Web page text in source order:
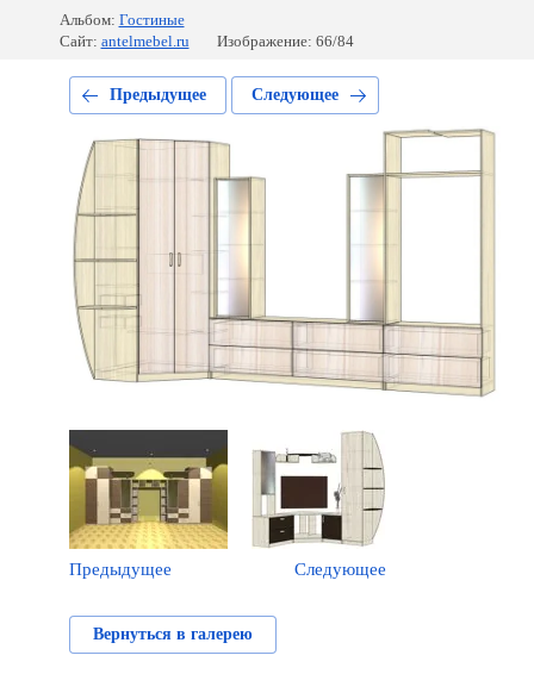
Альбом: Гостиные
Сайт: antelmebel.ru Изображение: 66/84
Предыдущее Следующее
Предыдущее Следующее
Вернуться в галерею